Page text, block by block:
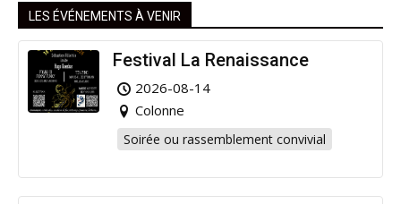
LES ÉVÉNEMENTS À VENIR
Festival La Renaissance
2026-08-14
Colonne
Soirée ou rassemblement convivial